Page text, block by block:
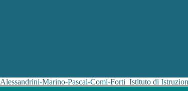
Alessandrini-Marino-Pascal-Comi-Forti Istituto di